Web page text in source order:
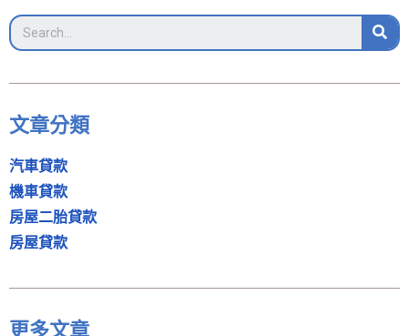
文章分類
汽車貸款
機車貸款
房屋二胎貸款
房屋貸款
更多文章